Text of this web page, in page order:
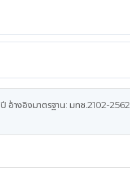
อ้างอิงมาตรฐาน: มทช.2102-2562,